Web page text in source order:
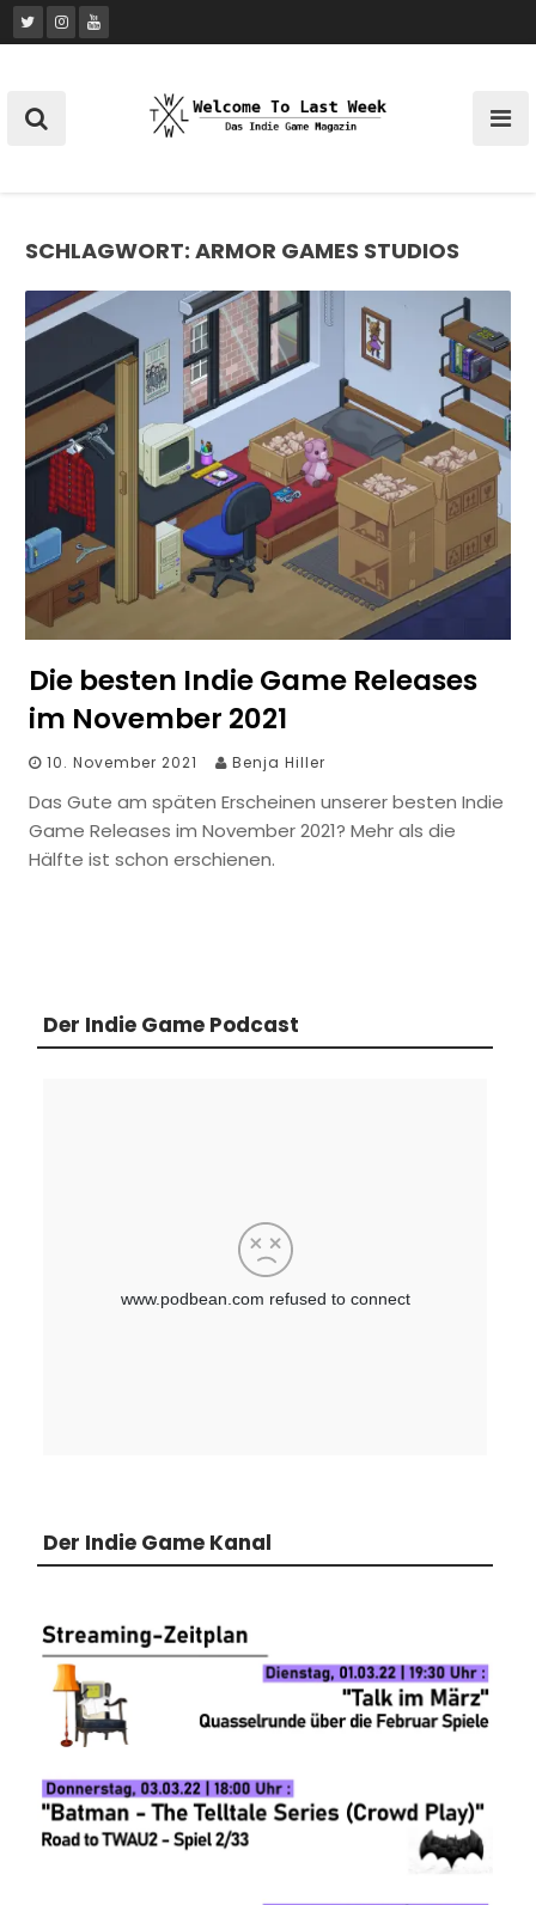
Skip
to
SCHLAGWORT: ARMOR GAMES STUDIOS
Die besten Indie Game Releases
im November 2021
10. November 2021 Benja Hiller
Das Gute am späten Erscheinen unserer besten Indie
Game Releases im November 2021? Mehr als die
Hälfte ist schon erschienen.
Der Indie Game Podcast
Der Indie Game Kanal